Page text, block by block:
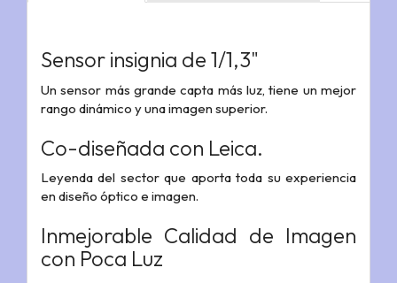
Sensor insignia de 1/1,3"
Un sensor más grande capta más luz, tiene un mejor
rango dinámico y una imagen superior.
Co-diseñada con Leica.
Leyenda del sector que aporta toda su experiencia
en diseño óptico e imagen.
Inmejorable Calidad de Imagen
con Poca Luz